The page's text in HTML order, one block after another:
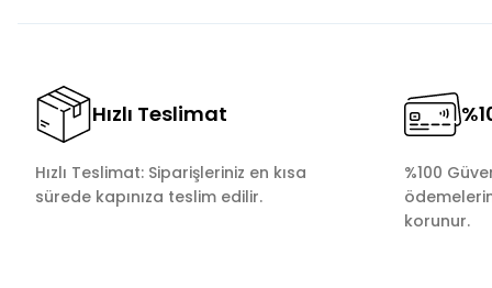
Hızlı Teslimat
Hızlı Teslimat: Siparişleriniz en kısa
sürede kapınıza teslim edilir.
%100
korunur.